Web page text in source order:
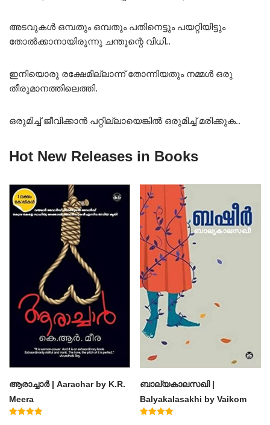
അടവുകൾ ഒമ്പതും ഒമ്പതും പതിനെട്ടും പയറ്റിയിട്ടും
തോൽക്കാനായിരുന്നു ചന്തൂന്റെ വിധി..
ഇനിയൊരു രക്ഷേമില്ലാന്ന് തോന്നിയതും നമ്മൾ ഒരു
തീരുമാനത്തിലെത്തി.
ഒരുമിച്ച് ജീവിക്കാൻ പറ്റില്ലായെങ്കിൽ ഒരുമിച്ച് മരിക്കുക..
Hot New Releases in Books
ആരാച്ചാര്‍ | Aarachar by K.R.
Meera
ബാല്യകാലസഖി |
Balyakalasakhi by Vaikom
Muhammad Basheer